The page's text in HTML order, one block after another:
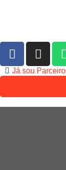
Já sou Parceiro